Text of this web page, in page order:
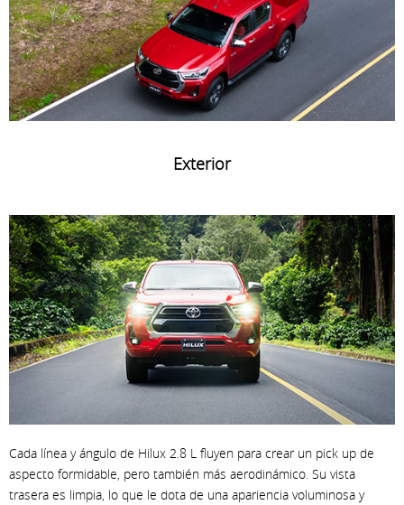
Exterior
Cada línea y ángulo de Hilux 2.8 L fluyen para crear un pick up de
aspecto formidable, pero también más aerodinámico. Su vista
trasera es limpia, lo que le dota de una apariencia voluminosa y